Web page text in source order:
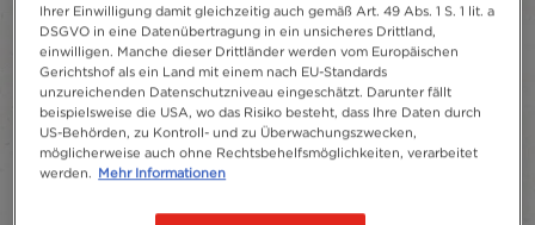
Ihrer Einwilligung damit gleichzeitig auch gemäß Art. 49 Abs. 1 S. 1 lit. a
DSGVO in eine Datenübertragung in ein unsicheres Drittland,
einwilligen. Manche dieser Drittländer werden vom Europäischen
Gerichtshof als ein Land mit einem nach EU-Standards
unzureichenden Datenschutzniveau eingeschätzt. Darunter fällt
beispielsweise die USA, wo das Risiko besteht, dass Ihre Daten durch
US-Behörden, zu Kontroll- und zu Überwachungszwecken,
möglicherweise auch ohne Rechtsbehelfsmöglichkeiten, verarbeitet
werden. Mehr Informationen